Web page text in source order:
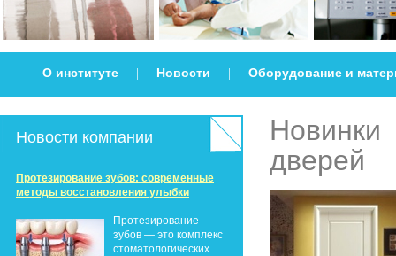
О институте Новости Оборудование и
Новости компании
Протезирование зубов: современные
методы восстановления улыбки
Протезирование
зубов — это комплекс
стоматологических
Новинки
дверей